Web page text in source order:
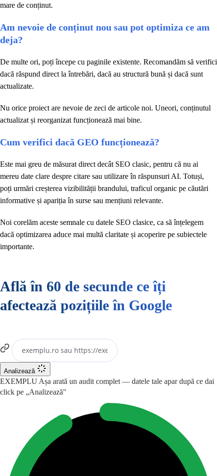
mare de conținut.
Am nevoie de conținut nou sau pot optimiza ce am
deja?
De multe ori, poți începe cu paginile existente. Recomandăm să verifici
dacă răspund direct la întrebări, dacă au structură bună și dacă sunt
actualizate.
Nu orice proiect are nevoie de zeci de articole noi. Uneori, conținutul
actualizat și reorganizat funcționează mai bine.
Cum verifici dacă GEO funcționează?
Este mai greu de măsurat direct decât SEO clasic, pentru că nu ai
mereu date clare despre citare sau utilizare în răspunsuri AI. Totuși,
poți urmări creșterea vizibilității brandului, traficul organic pe căutări
informative și apariția în surse sau mențiuni relevante.
Noi corelăm aceste semnale cu datele SEO clasice, ca să înțelegem
dacă optimizarea aduce mai multă claritate și acoperire pe subiectele
importante.
Află în 60 de secunde ce îți
afectează pozițiile în Google
Analizează
EXEMPLU Așa arată un audit complet — datele tale apar după ce dai
click pe „Analizează"